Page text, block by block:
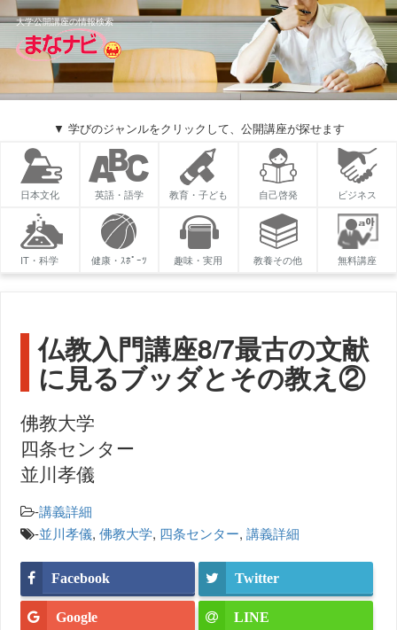
大学公開講座の情報検索
▼ 学びのジャンルをクリックして、公開講座が探せます
日本文化 英語・語学 教育・子ども 自己啓発 ビジネス
IT・科学 健康・ｽﾎﾟｰﾂ 趣味・実用 教養その他 無料講座
仏教入門講座8/7最古の文献
に見るブッダとその教え②
佛教大学
四条センター
並川孝儀
-講義詳細
-並川孝儀,佛教大学, 四条センター,講義詳細
Facebook Twitter
Google LINE